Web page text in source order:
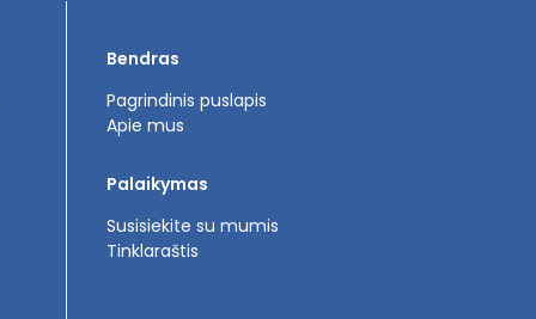
Bendras
Pagrindinis puslapis
Apie mus
Palaikymas
Susisiekite su mumis
Tinklaraštis